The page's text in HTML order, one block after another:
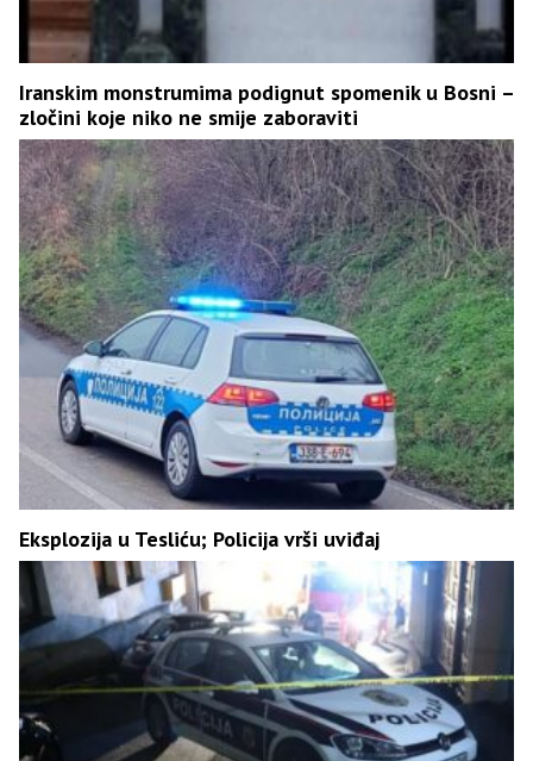
Iranskim monstrumima podignut spomenik u Bosni –
zločini koje niko ne smije zaboraviti
Eksplozija u Tesliću; Policija vrši uviđaj